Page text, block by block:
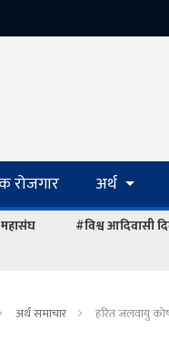
रोजगार अर्थ
#विश्व आदिवासी
अर्थ समाचार हरित जलवायु